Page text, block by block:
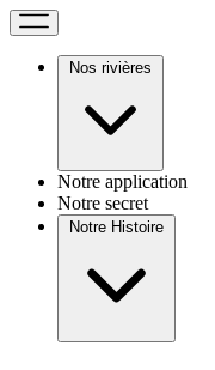
Nos rivières
Notre application
Notre secret
Notre Histoire